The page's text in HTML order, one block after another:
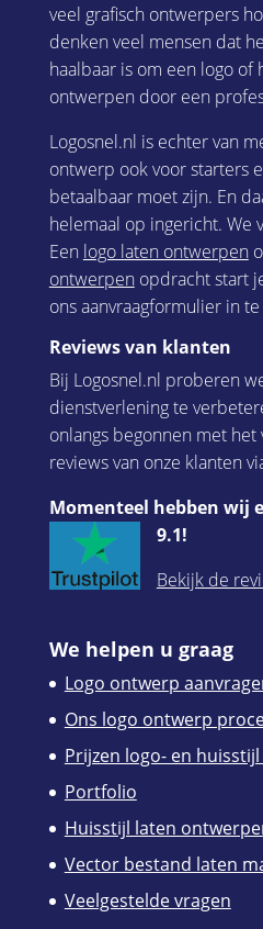
veel grafisch ontwerpers
denken veel mensen dat
haalbaar is om een logo of
ontwerpen door een
Logosnel.nl is echter van
ontwerp ook voor starters
betaalbaar moet zijn. En
helemaal op ingericht. We
Een logo laten ontwerpen
ontwerpenopdracht start
ons aanvraagformulier in
Reviews van klanten
Bij Logosnel.nl proberen
dienstverlening te
onlangs begonnen met het
reviews van onze klanten
Momenteel hebben wij
9.1!
Bekijk de
We helpen u graag
Logo ontwerp
Ons logo ontwerp
Prijzen logo- en
Portfolio
Huisstijl laten
Vector bestand laten
Veelgestelde vragen